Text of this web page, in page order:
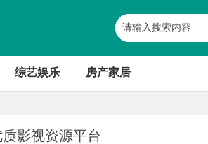
综艺娱乐 房产家居
影视资源平台